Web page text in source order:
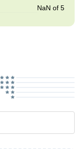
NaN of 5